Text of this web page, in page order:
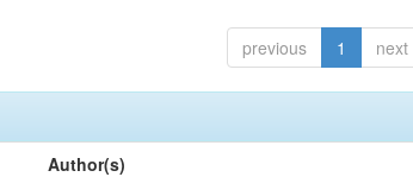
previous 1 next
Author(s)